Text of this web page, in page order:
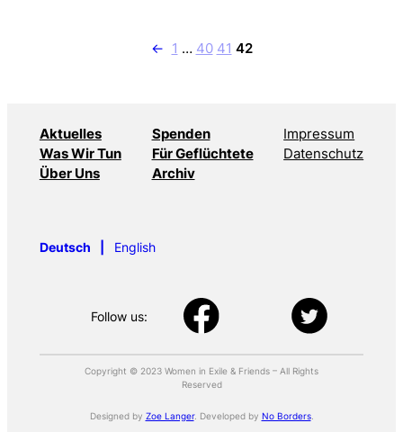
← 1 … 40 41 42
Aktuelles
Was Wir Tun
Über Uns
Spenden
Für Geflüchtete
Archiv
Impressum
Datenschutz
Deutsch English
Follow us:
Copyright © 2023 Women in Exile & Friends – All Rights
Reserved
Designed by Zoe Langer. Developed by No Borders.